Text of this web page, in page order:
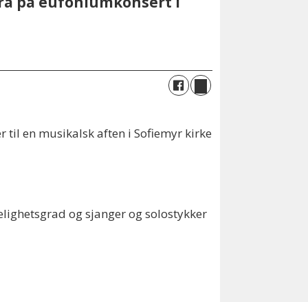
til en musikalsk aften i Sofiemyr kirke
og sjanger og solostykker